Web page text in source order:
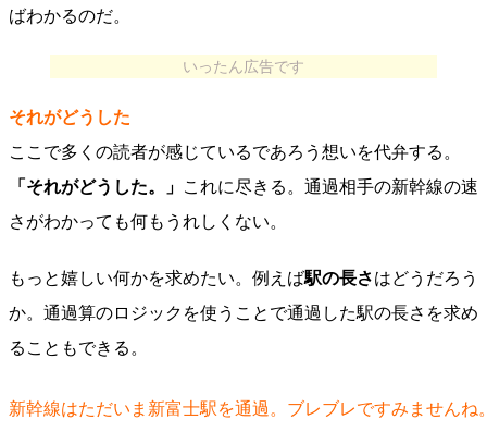
ばわかるのだ。
いったん広告です
それがどうした
ここで多くの読者が感じているであろう想いを代弁する。
「それがどうした。」 これに尽きる。通過相手の新幹線の速
さがわかっても何もうれしくない。
もっと嬉しい何かを求めたい。例えば駅の長さはどうだろう
か。通過算のロジックを使うことで通過した駅の長さを求め
ることもできる。
新幹線はただいま新富士駅を通過。ブレブレですみませんね